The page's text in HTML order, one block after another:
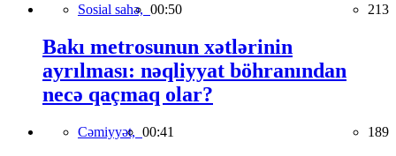
Sosial sahə, 00:50 213
Bakı metrosunun xətlərinin
ayrılması: nəqliyyat böhranından
necə qaçmaq olar?
Cəmiyyət, 00:41 189